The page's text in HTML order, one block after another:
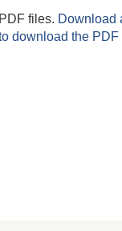
files. Download
download the PDF